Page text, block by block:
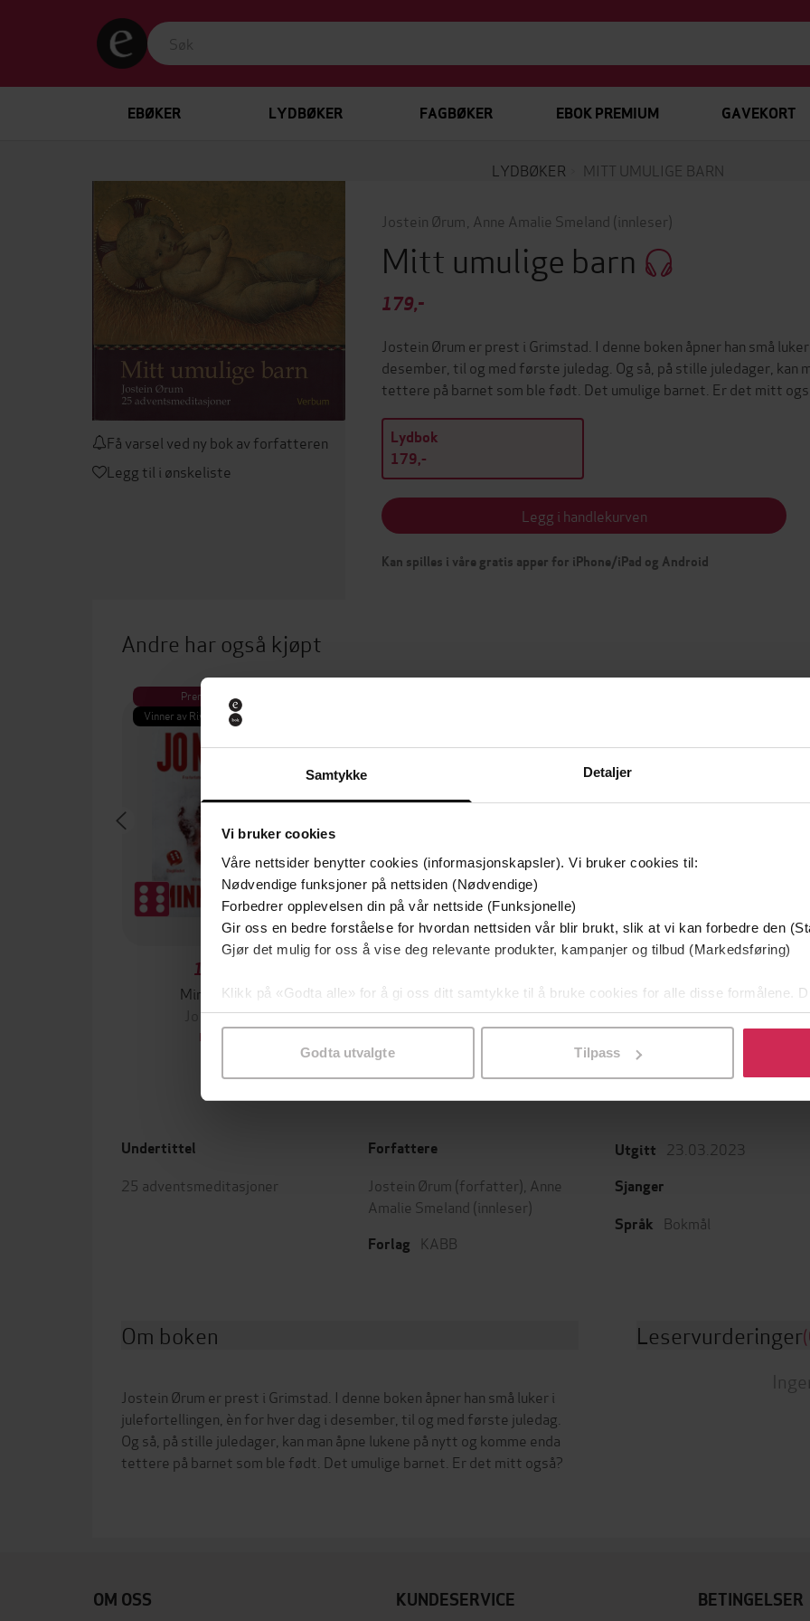
Samtykke Detaljer
Vi bruker cookies
Våre nettsider benytter cookies (informasjonskapsler). Vi bruker cookies til:
Nødvendige funksjoner på nettsiden (Nødvendige)
Forbedrer opplevelsen din på vår nettside (Funksjonelle)
Gir oss en bedre forståelse for hvordan nettsiden vår blir brukt, slik at vi kan forbedre den
Gjør det mulig for oss å vise deg relevante produkter, kampanjer og tilbud (Markedsføring)
Klikk på «Godta alle» for å gi oss ditt samtykke til å bruke cookies for alle disse formålene.
samtykke til spesifikke formål ved å klikke på «Tilpass». Du kan når som helst trekke
Godta utvalgte Tilpass
EBØKER LYDBØKER FAGBØKER EBOK PREMIUM GAVEKORT
LYDBØKER MITT UMULIGE BARN
Få varsel ved ny bok av forfatteren
Legg til i ønskeliste
Jostein Ørum Anne Amalie Smeland (innleser)
Mitt umulige barn
179,-
Jostein Ørum er prest i Grimstad. I denne boken åpner han små
desember, til og med første juledag. Og så, på stille juledager, kan
tettere på barnet som ble født. Det umulige barnet. Er det mitt
Lydbok
179,-
Legg i handlekurven
Kan spilles i våre gratis apper for iPhone/iPad og Android
Andre har også kjøpt
Premium
Vinner av Rivertonprisen
129,-
Minnesota
Jo Nesbø
EBOK
Utskudd
Jørn Lier Horst
En lykkelig familie
Stian Hjelvin Andersen
Undertittel
25 adventsmeditasjoner
Forfattere
Jostein Ørum (forfatter), Anne
Amalie Smeland (innleser)
Forlag KABB
Utgitt 23.03.2023
Sjanger
Språk
Bokmål
Om boken
Jostein Ørum er prest i Grimstad. I denne boken åpner han små luker i
julefortellingen, èn for hver dag i desember, til og med første juledag.
Og så, på stille juledager, kan man åpne lukene på nytt og komme enda
Leservurderinger
OM OSS
KUNDESERVICE
BETINGELSER